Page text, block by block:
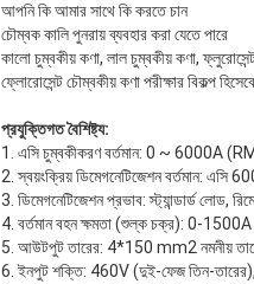
আপনি কি আমার সাথে কি করতে চান
চৌম্বক কালি পুনরায় ব্যবহার করা যেতে পারে
কালো চুম্বকীয় কণা, লাল চুম্বকীয় কণা,
ফ্লোরোসেন্ট চৌম্বকীয় কণা পরীক্ষার বিকল্প
প্রযুক্তিগত বৈশিষ্ট্য:
1. এসি চুম্বকীকরণ বর্তমান: 0 ~ 6000A
2. স্বয়ংক্রিয় ডিমেগনেটিজেশন বর্তমান: এসি
3. ডিমেগনেটিজেশন প্রভাব: স্ট্যান্ডার্ড লোড,
4. বর্তমান বহন ক্ষমতা (শুল্ক চক্র): 0-
5. আউটপুট তারের: 4*150 mm2 নমনীয়
6. ইনপুট শক্তি: 460V (দুই-ফেজ তিন-তারের),